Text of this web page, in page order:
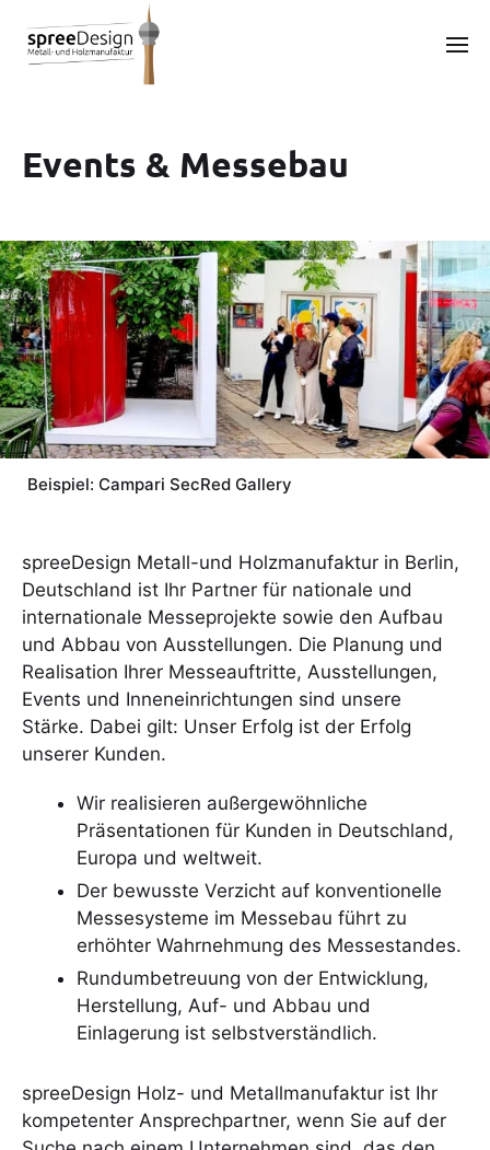
Events & Messebau
Beispiel: Campari SecRed Gallery
spreeDesign Metall-und Holzmanufaktur in Berlin,
Deutschland ist Ihr Partner für nationale und
internationale Messeprojekte sowie den Aufbau
und Abbau von Ausstellungen. Die Planung und
Realisation Ihrer Messeauftritte, Ausstellungen,
Events und Inneneinrichtungen sind unsere
Stärke. Dabei gilt: Unser Erfolg ist der Erfolg
unserer Kunden.
Wir realisieren außergewöhnliche
Präsentationen für Kunden in Deutschland,
Europa und weltweit.
Der bewusste Verzicht auf konventionelle
Messesysteme im Messebau führt zu
erhöhter Wahrnehmung des Messestandes.
Rundumbetreuung von der Entwicklung,
Herstellung, Auf- und Abbau und
Einlagerung ist selbstverständlich.
spreeDesign Holz- und Metallmanufaktur ist Ihr
kompetenter Ansprechpartner, wenn Sie auf der